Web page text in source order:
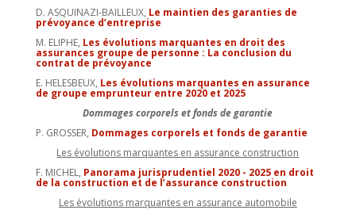
D. ASQUINAZI-BAILLEUX, Le maintien des garanties de
prévoyance d’entreprise
M. ELIPHE, Les évolutions marquantes en droit des
assurances groupe de personne : La conclusion du
contrat de prévoyance
E. HELESBEUX, Les évolutions marquantes en assurance
de groupe emprunteur entre 2020 et 2025
Dommages corporels et fonds de garantie
P. GROSSER, Dommages corporels et fonds de garantie
Les évolutions marquantes en assurance construction
F. MICHEL, Panorama jurisprudentiel 2020 - 2025 en droit
de la construction et de l’assurance construction
Les évolutions marquantes en assurance automobile